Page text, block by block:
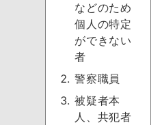
などのため
個人の特定
ができない
者
警察職員
被疑者本
人、共犯者